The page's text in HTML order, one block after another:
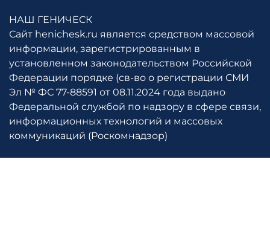
НАШ ГЕНИЧЕСК
Сайт henichesk.ru является средством массовой
информации, зарегистрированным в
установленном законодательством Российской
Федерации порядке (св-во о регистрации СМИ
Эл № ФС 77-88591 от 08.11.2024 года выдано
Федеральной службой по надзору в сфере связи,
информационных технологий и массовых
коммуникаций (Роскомнадзор)